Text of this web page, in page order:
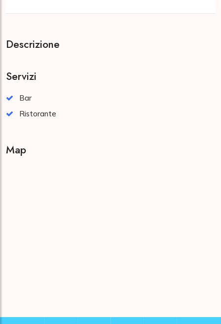
Descrizione
Servizi
Bar
Ristorante
Map